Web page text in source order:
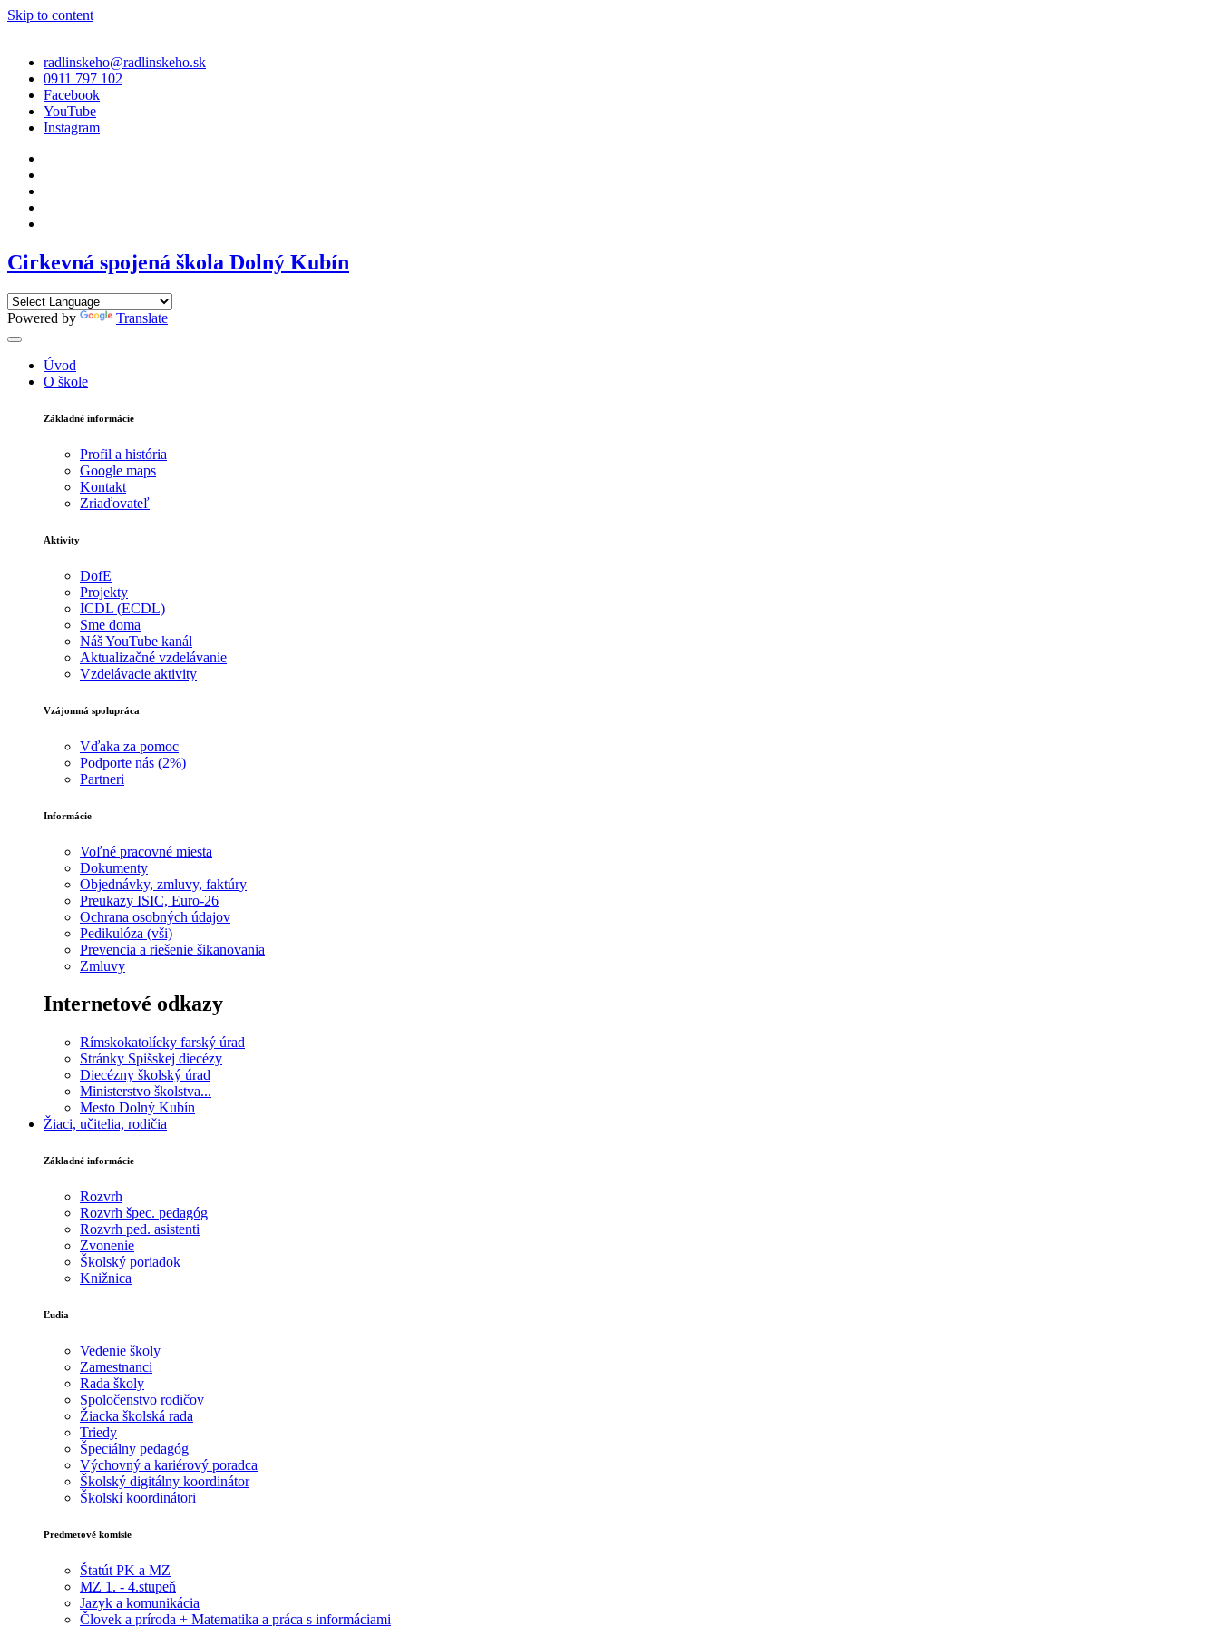
Skip to content
radlinskeho@radlinskeho.sk
0911 797 102
Facebook
YouTube
Instagram
Cirkevná spojená škola Dolný Kubín
Powered by Translate
Úvod
O škole
Základné informácie
Profil a história
Google maps
Kontakt
Zriaďovateľ
Aktivity
DofE
Projekty
ICDL (ECDL)
Sme doma
Náš YouTube kanál
Aktualizačné vzdelávanie
Vzdelávacie aktivity
Vzájomná spolupráca
Vďaka za pomoc
Podporte nás (2%)
Partneri
Informácie
Voľné pracovné miesta
Dokumenty
Objednávky, zmluvy, faktúry
Preukazy ISIC, Euro-26
Ochrana osobných údajov
Pedikulóza (vši)
Prevencia a riešenie šikanovania
Zmluvy
Internetové odkazy
Rímskokatolícky farský úrad
Stránky Spišskej diecézy
Diecézny školský úrad
Ministerstvo školstva...
Mesto Dolný Kubín
Žiaci, učitelia, rodičia
Základné informácie
Rozvrh
Rozvrh špec. pedagóg
Rozvrh ped. asistenti
Zvonenie
Školský poriadok
Knižnica
Ľudia
Vedenie školy
Zamestnanci
Rada školy
Spoločenstvo rodičov
Žiacka školská rada
Triedy
Špeciálny pedagóg
Výchovný a kariérový poradca
Školský digitálny koordinátor
Školskí koordinátori
Predmetové komisie
Štatút PK a MZ
MZ 1. - 4.stupeň
Jazyk a komunikácia
Človek a príroda + Matematika a práca s informáciami